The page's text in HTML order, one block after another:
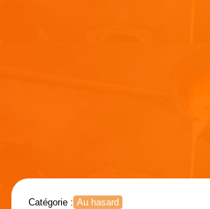
Catégorie : Au hasard